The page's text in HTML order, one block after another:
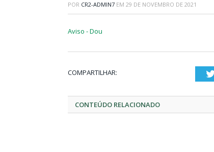
POR CR2-ADMIN7 EM 29 DE NOVEMBRO DE 2021
Aviso - Dou
COMPARTILHAR:
CONTEÚDO RELACIONADO